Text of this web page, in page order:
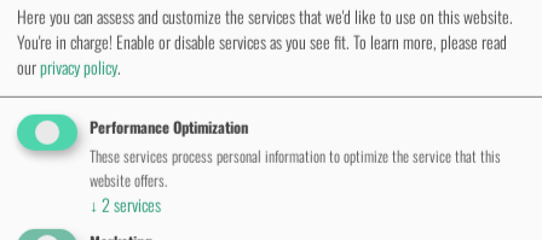
P.ink Tattoo Studio – Wo Stil auf
Persönlichkeit trifft
Das P.ink Tattoo Studio in Neustadt bei Coburg steht seit
2015 für kreative Tattoo-Kunst, bei der Stil, Erfahrung und
Ehrlichkeit Hand in Hand gehen. Das engagierte Team
gestaltet individuelle Motive mit Liebe zum Detail und einem
Here you can assess and customize the services that we'd like to use on this website.
You're in charge! Enable or disable services as you see fit.To learn more, please read
ourprivacy policy.
Performance Optimization
These services process personal information to optimize the service that this
website offers.
↓ 2services